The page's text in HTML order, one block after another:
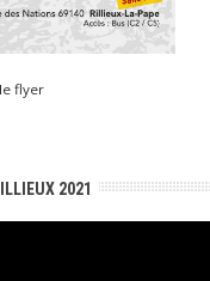
flyer
2021